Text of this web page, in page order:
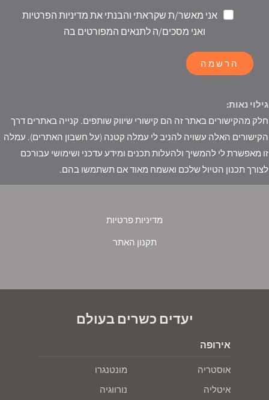
אני מאשר/ת שקראתי והבנתי את מדיניות הפרטיות
ואני מסכים/ה לתנאים המפורטים בה
הרשמה
גילוי נאות:
חלק מהקישורים באתר זה הם קישורי שיווק שותפים. קנייה באתרים דרך
הקישורים האלה עשויה להניב לי עמלה קטנה (על חשבון האתרים). עמלה
זו מאפשרת לי להמשיך ולהעלות תכנים ומידע עדכני ושימושי עבורכם
לצורך תכנון הטיול שלכם ואשמח מאוד אם תשתמשו בהם.
מדיניות פרטיות
תקנון האתר
יעדים כשרים בעולם
אירופה
אוסטריה
איטליה
מונטנגרו
נורווגיה